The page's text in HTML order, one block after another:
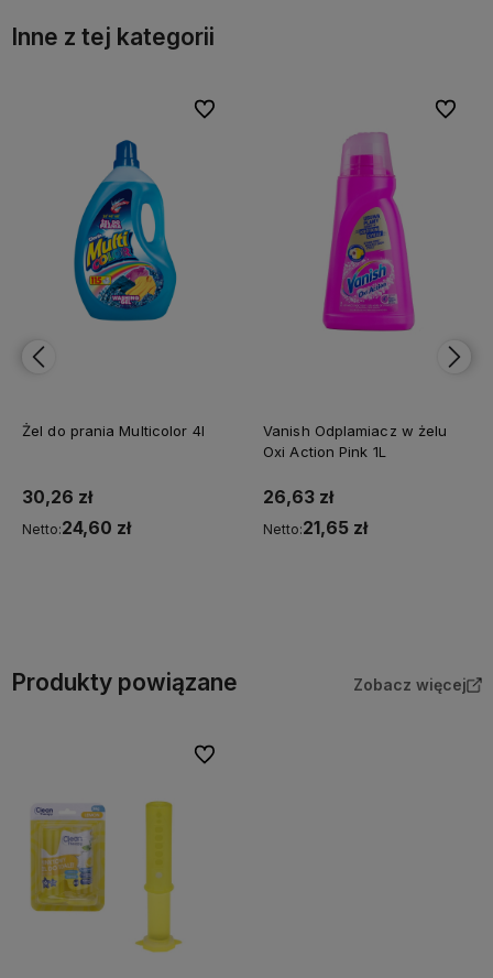
Inne z tej kategorii
Żel do prania Multicolor 4l
30,26 zł
Netto:24,60 zł
Do ulubionych
Do ulubionych
Vanish Odplamiacz w żelu
Oxi Action Pink 1L
26,63 zł
Netto:21,65 zł
Do
Do
Produkty powiązane Zobacz więcej
Do ulubionych